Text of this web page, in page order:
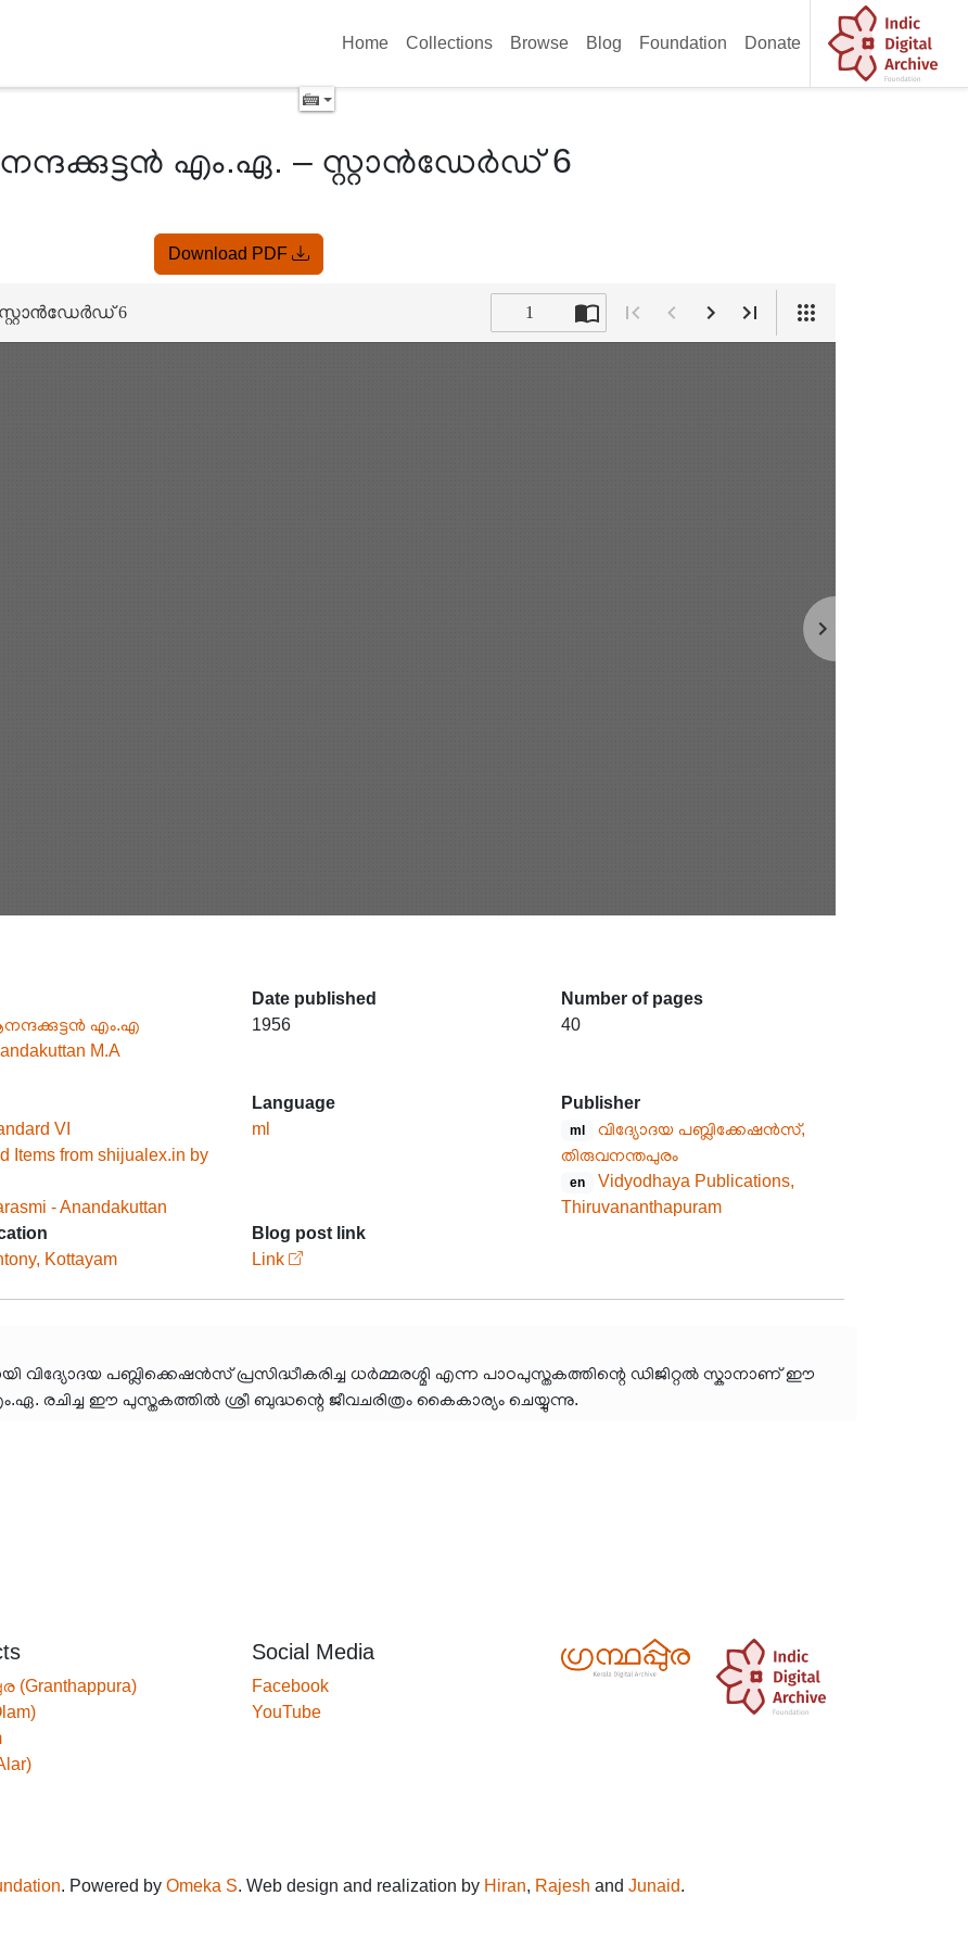
Home Collections Browse Blog Foundation Donate
എം.ഏ. – സ്റ്റാൻഡേർഡ് 6
Download PDF
എം.എ
M.A
Date published
1956
Number of pages
40
VI
Items from shijualex.in by
- Anandakuttan
Language
ml
Publisher
ml
വിദ്യോദയ പബ്ലിക്കേഷൻസ്,
തിരുവനന്തപുരം
en
Vidyodhaya Publications,
Thiruvananthapuram
Kottayam
Blog post link
Link
വിദ്യോദയ പബ്ലിക്കെഷൻസ് പ്രസിദ്ധീകരിച്ച ധർമ്മരശ്മി എന്ന പാഠപുസ്തകത്തിന്റെ ഡിജിറ്റൽ സ്കാനാണ് ഈ
രചിച്ച ഈ പുസ്തകത്തിൽ ശ്രീ ബുദ്ധന്റെ ജീവചരിത്രം കൈകാര്യം ചെയ്യുന്നു.
(Granthappura)
Social Media
Facebook
YouTube
. Powered by Omeka S. Web design and realization by Hiran, Rajesh and Junaid.